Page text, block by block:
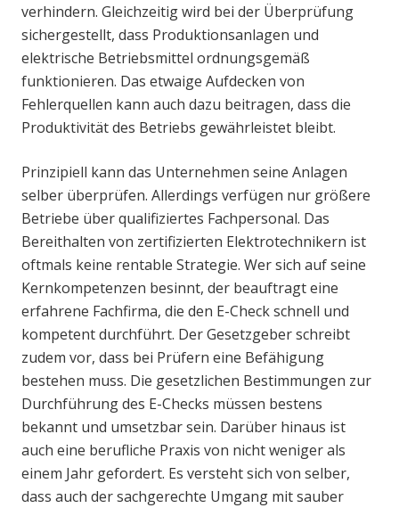
verhindern. Gleichzeitig wird bei der Überprüfung
sichergestellt, dass Produktionsanlagen und
elektrische Betriebsmittel ordnungsgemäß
funktionieren. Das etwaige Aufdecken von
Fehlerquellen kann auch dazu beitragen, dass die
Produktivität des Betriebs gewährleistet bleibt.
Prinzipiell kann das Unternehmen seine Anlagen
selber überprüfen. Allerdings verfügen nur größere
Betriebe über qualifiziertes Fachpersonal. Das
Bereithalten von zertifizierten Elektrotechnikern ist
oftmals keine rentable Strategie. Wer sich auf seine
Kernkompetenzen besinnt, der beauftragt eine
erfahrene Fachfirma, die den E-Check schnell und
kompetent durchführt. Der Gesetzgeber schreibt
zudem vor, dass bei Prüfern eine Befähigung
bestehen muss. Die gesetzlichen Bestimmungen zur
Durchführung des E-Checks müssen bestens
bekannt und umsetzbar sein. Darüber hinaus ist
auch eine berufliche Praxis von nicht weniger als
einem Jahr gefordert. Es versteht sich von selber,
dass auch der sachgerechte Umgang mit sauber